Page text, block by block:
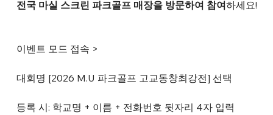
전국 마실 스크린 파크골프 매장을 방문하여 참여하세요!
이벤트 모드 접속 >
대회명 [2026 M.U 파크골프 고교동창최강전] 선택
등록 시: 학교명 + 이름 + 전화번호 뒷자리 4자 입력